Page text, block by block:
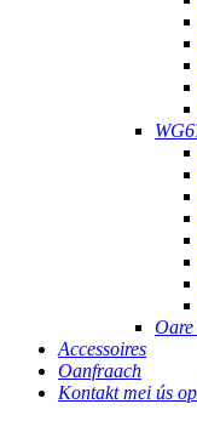
Oare
Accessoires
Oanfraach
Kontakt mei ús